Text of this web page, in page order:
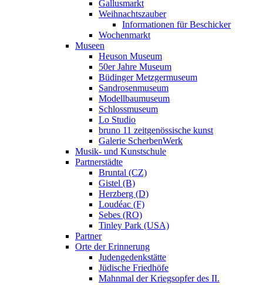
Gallusmarkt
Weihnachtszauber
Informationen für Beschicker
Wochenmarkt
Museen
Heuson Museum
50er Jahre Museum
Büdinger Metzgermuseum
Sandrosenmuseum
Modellbaumuseum
Schlossmuseum
Lo Studio
bruno 11 zeitgenössische kunst
Galerie ScherbenWerk
Musik- und Kunstschule
Partnerstädte
Bruntal (CZ)
Gistel (B)
Herzberg (D)
Loudéac (F)
Sebes (RO)
Tinley Park (USA)
Partner
Orte der Erinnerung
Judengedenkstätte
Jüdische Friedhöfe
Mahnmal der Kriegsopfer des II.